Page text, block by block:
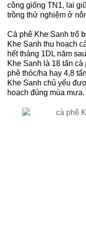
công giống TN1, lai
trồng thử nghiệm ở
Cà phê Khe Sanh trổ
Khe Sanh thu hoạch
hết tháng 1DL năm
Khe Sanh là 18 tấn
phê thóc/ha hay 4,8
Khe Sanh chủ yếu
hoạch đúng mùa mưa.